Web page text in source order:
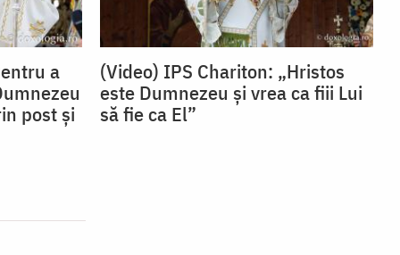
a
post și
(Video) IPS Chariton: „Hristos
este Dumnezeu și vrea ca fiii Lui
să fie ca El”